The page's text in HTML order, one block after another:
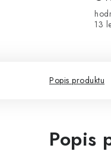
13
Popis produktu
Popis